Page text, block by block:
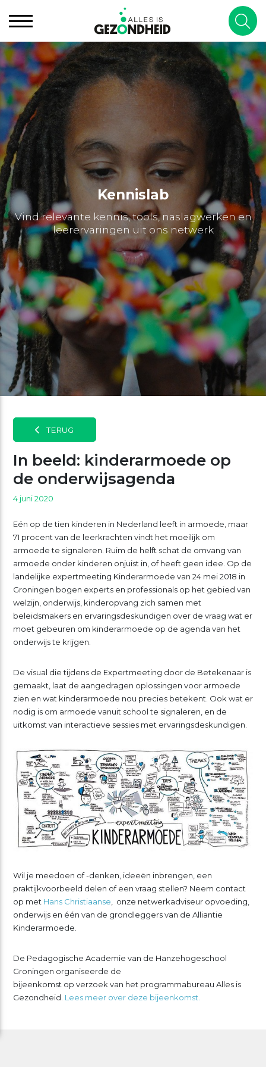
Kennislab
Vind relevante kennis, tools, naslagwerken en
leerervaringen uit ons netwerk
TERUG
In beeld: kinderarmoede op
de onderwijsagenda
4 juni 2020
Eén op de tien kinderen in Nederland leeft in armoede, maar
71 procent van de leerkrachten vindt het moeilijk om
armoede te signaleren. Ruim de helft schat de omvang van
armoede onder kinderen onjuist in, of heeft geen idee. Op de
landelijke expertmeeting Kinderarmoede van 24 mei 2018 in
Groningen bogen experts en professionals op het gebied van
welzijn, onderwijs, kinderopvang zich samen met
beleidsmakers en ervaringsdeskundigen over de vraag wat er
moet gebeuren om kinderarmoede op de agenda van het
onderwijs te krijgen.
De visual die tijdens de Expertmeeting door de Betekenaar is
gemaakt, laat de aangedragen oplossingen voor armoede
zien en wat kinderarmoede nou precies betekent. Ook wat er
nodig is om armoede vanuit school te signaleren, en de
uitkomst van interactieve sessies met ervaringsdeskundigen.
Wil je meedoen of -denken, ideeën inbrengen, een
praktijkvoorbeeld delen of een vraag stellen? Neem contact
op met Hans Christiaanse, onze netwerkadviseur opvoeding,
onderwijs en één van de grondleggers van de Alliantie
Kinderarmoede.
De Pedagogische Academie van de Hanzehogeschool
Groningen organiseerde de
bijeenkomst op verzoek van het programmabureau Alles is
Gezondheid. Lees meer over deze bijeenkomst.